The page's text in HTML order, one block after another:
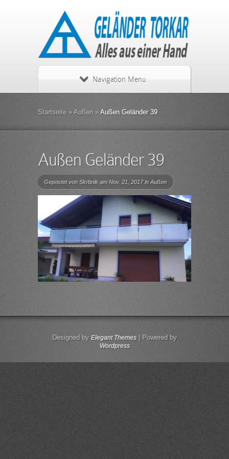
Navigation Menu
Startseite » Außen »Außen Geländer 39
Außen Geländer 39
Gepostet vonSkrbnik am Nov. 21, 2017 in Außen
Designed by Elegant Themes| Powered by
Wordpress